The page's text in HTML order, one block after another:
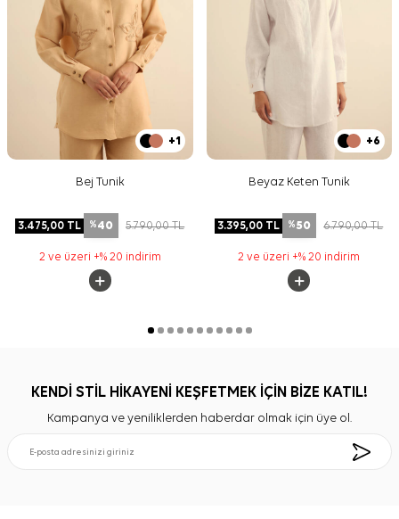
+1
Bej Tunik
3.475,00 TL %40 5.790,00TL
2 ve üzeri +% 20 indirim
+6
Beyaz Keten Tunik
3.395,00 TL %50 6.790,00TL
2 ve üzeri +% 20 indirim
KENDİ STİL HİKAYENİ KEŞFETMEK İÇİN BİZE KATIL!
Kampanya ve yeniliklerden haberdar olmak için üye ol.